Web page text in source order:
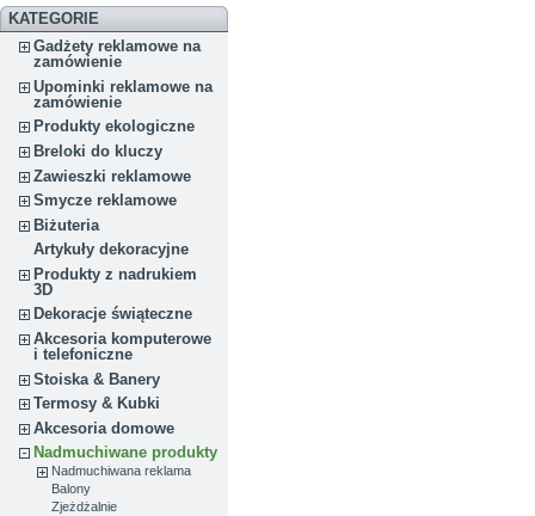
KATEGORIE
Gadżety reklamowe na
zamówienie
Upominki reklamowe na
zamówienie
Produkty ekologiczne
Breloki do kluczy
Zawieszki reklamowe
Smycze reklamowe
Biżuteria
Artykuły dekoracyjne
Produkty z nadrukiem
3D
Dekoracje świąteczne
Akcesoria komputerowe
i telefoniczne
Stoiska & Banery
Termosy & Kubki
Akcesoria domowe
Nadmuchiwane produkty
Nadmuchiwana reklama
Balony
Zjeżdżalnie